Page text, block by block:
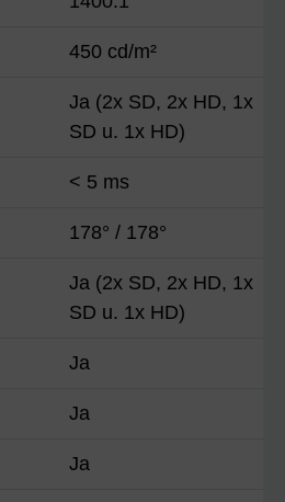
450 cd/m²
Ja (2x SD, 2x HD, 1x
SD u. 1x HD)
< 5 ms
178° / 178°
Ja (2x SD, 2x HD, 1x
SD u. 1x HD)
Ja
Ja
Ja